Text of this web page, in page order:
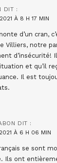
DIT :
À 8 H 17 MIN
d’un cran,
Villiers, notre
d’insécurité!
et qu’il
Il est
DIT :
À 6 H 06 MIN
se sont
Ils ont